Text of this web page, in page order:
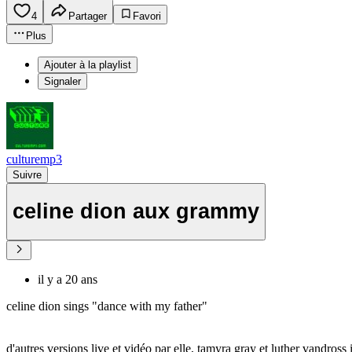
4 Partager
Favori
Plus
Ajouter à la playlist
Signaler
culturemp3
Suivre
celine dion aux grammy
il y a 20 ans
celine dion sings "dance with my father"
d'autres versions live et vidéo par elle, tamyra gray et luther vandross